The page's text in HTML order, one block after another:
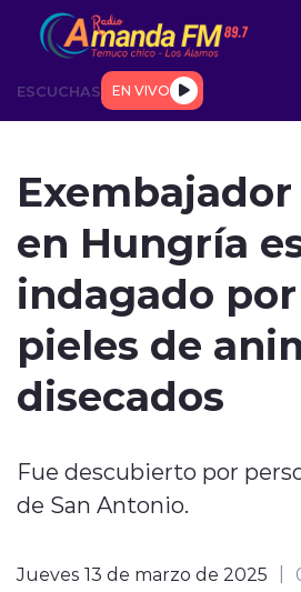
Click acá para ir directamente al
ESCUCHAS EN VIVO
DEPORTES
modo claro
en Hungría
indagado
pieles de
disecados
Fue descubierto por
de San Antonio.
Jueves 13 de marzo de 2025